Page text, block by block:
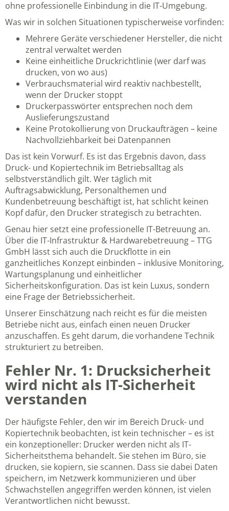
ohne professionelle Einbindung in die IT-Umgebung.
Was wir in solchen Situationen typischerweise vorfinden:
Mehrere Geräte verschiedener Hersteller, die nicht
zentral verwaltet werden
Keine einheitliche Druckrichtlinie (wer darf was
drucken, von wo aus)
Verbrauchsmaterial wird reaktiv nachbestellt,
wenn der Drucker stoppt
Druckerpasswörter entsprechen noch dem
Auslieferungszustand
Keine Protokollierung von Druckaufträgen – keine
Nachvollziehbarkeit bei Datenpannen
Das ist kein Vorwurf. Es ist das Ergebnis davon, dass
Druck- und Kopiertechnik im Betriebsalltag als
selbstverständlich gilt. Wer täglich mit
Auftragsabwicklung, Personalthemen und
Kundenbetreuung beschäftigt ist, hat schlicht keinen
Kopf dafür, den Drucker strategisch zu betrachten.
Genau hier setzt eine professionelle IT-Betreuung an.
Über die IT-Infrastruktur & Hardwarebetreuung – TTG
GmbH lässt sich auch die Druckflotte in ein
ganzheitliches Konzept einbinden – inklusive Monitoring,
Wartungsplanung und einheitlicher
Sicherheitskonfiguration. Das ist kein Luxus, sondern
eine Frage der Betriebssicherheit.
Unserer Einschätzung nach reicht es für die meisten
Betriebe nicht aus, einfach einen neuen Drucker
anzuschaffen. Es geht darum, die vorhandene Technik
strukturiert zu betreiben.
Fehler Nr. 1: Drucksicherheit
wird nicht als IT-Sicherheit
verstanden
Der häufigste Fehler, den wir im Bereich Druck- und
Kopiertechnik beobachten, ist kein technischer – es ist
ein konzeptioneller: Drucker werden nicht als IT-
Sicherheitsthema behandelt. Sie stehen im Büro, sie
drucken, sie kopiern, sie scannen. Dass sie dabei Daten
speichern, im Netzwerk kommunizieren und über
Schwachstellen angegriffen werden können, ist vielen
Verantwortlichen nicht bewusst.